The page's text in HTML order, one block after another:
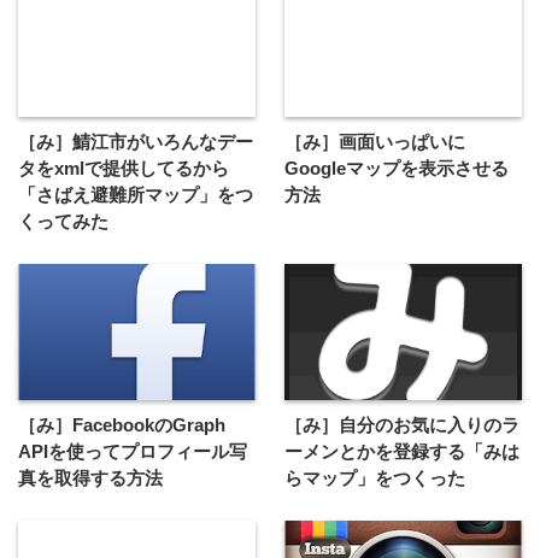
［み］鯖江市がいろんなデー
タをxmlで提供してるから
「さばえ避難所マップ」をつ
くってみた
［み］画面いっぱいに
Googleマップを表示させる
方法
［み］FacebookのGraph
APIを使ってプロフィール写
真を取得する方法
［み］自分のお気に入りのラ
ーメンとかを登録する「みは
らマップ」をつくった